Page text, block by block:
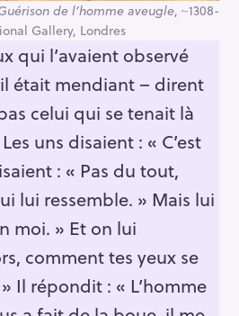
de l’homme aveugle, ~1308-
Gallery, Londres
qui l’avaient observé
était mendiant – dirent
celui qui se tenait là
uns disaient : « C’est
: « Pas du tout,
lui ressemble. » Mais lui
moi. » Et on lui
comment tes yeux se
Il répondit : « L’homme